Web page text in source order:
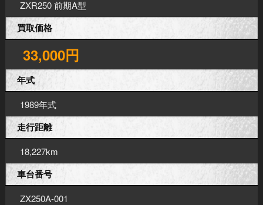
ZXR250 前期A型
買取価格
33,000円
年式
1989年式
走行距離
18,227km
車台番号
ZX250A-001